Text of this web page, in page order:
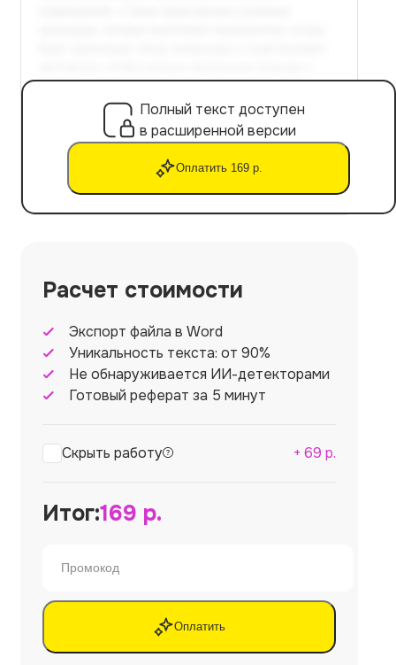
Полный текст доступен
в расширенной версии
Оплатить 169 р.
Расчет стоимости
Экспорт файла в Word
Уникальность текста: от 90%
Не обнаруживается ИИ-детекторами
Готовый реферат за 5 минут
Скрыть работу + 69 р.
Итог:169 р.
Оплатить